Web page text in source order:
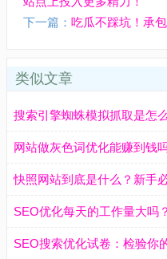
下一篇： 吃瓜不踩坑！承
类似文章
搜索引擎蜘蛛模拟抓取是怎
网站做灰色词优化能赚到钱
快照网站到底是什么？新手
SEO优化每天的工作量大吗
SEO搜索优化试卷：检验你